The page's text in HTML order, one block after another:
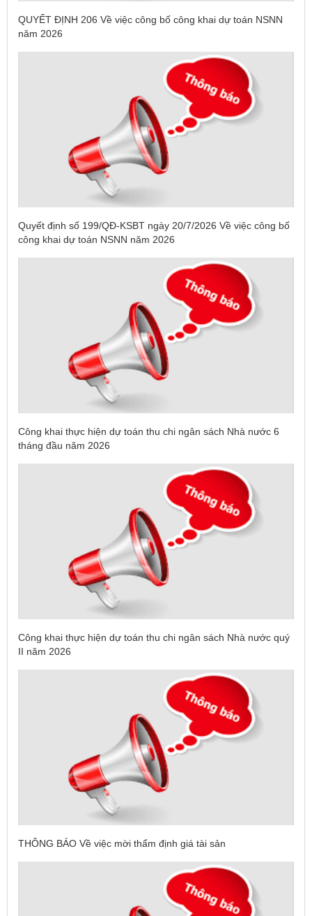
QUYẾT ĐỊNH 206 Về việc công bố công khai dự toán NSNN
năm 2026
Quyết định số 199/QĐ-KSBT ngày 20/7/2026 Về việc công bố
công khai dự toán NSNN năm 2026
Công khai thực hiện dự toán thu chi ngân sách Nhà nước 6
tháng đầu năm 2026
Công khai thực hiện dự toán thu chi ngân sách Nhà nước quý
II năm 2026
THÔNG BÁO Về việc mời thẩm định giá tài sản